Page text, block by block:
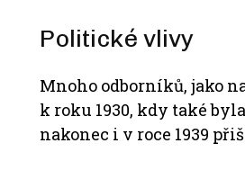
Politické vlivy
Mnoho odborníků, jako
k roku 1930, kdy také
nakonec i v roce 1939